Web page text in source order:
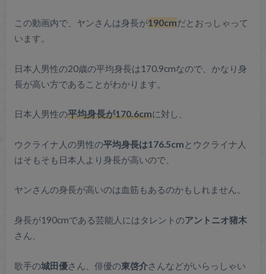
この動画内で、ヤンさんは身長が190cmだとおっしゃって
います。
日本人男性の20歳の平均身長は170.9cmなので、かなり身
長が高い方であることがわかります。
日本人男性の平均身長が170.6cmに対し、
ウクライナ人の男性の平均身長は176.5cmとウクライナ人
はそもそも日本人より身長が高いので、
ヤンさんの身長が高いのは血筋もあるのかもしれません。
身長が190cmである芸能人にはタレントのアントニオ猪木
さん、
歌手の城田優さん、俳優の東啓介さんなどがいらっしゃい